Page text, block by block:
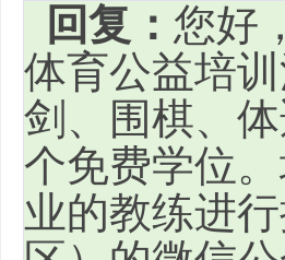
回复： 您好
体育公益培
剑、围棋、
个免费学位
业的教练进